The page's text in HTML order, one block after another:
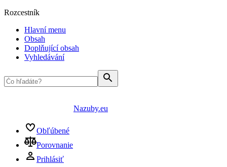
Rozcestník
Hlavní menu
Obsah
Doplňující obsah
Vyhledávání
Nazuby.eu
Obľúbené
Porovnanie
Prihlásiť